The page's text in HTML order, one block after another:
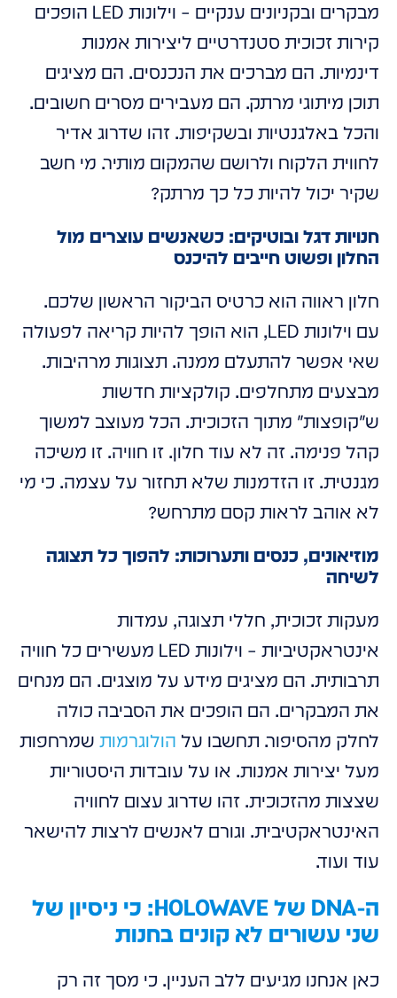
מבקרים ובקניונים ענקיים – וילונות LED הופכים
קירות זכוכית סטנדרטיים ליצירות אמנות
דינמיות. הם מברכים את הנכנסים. הם מציגים
תוכן מיתוגי מרתק. הם מעבירים מסרים חשובים.
והכל באלגנטיות ובשקיפות. זהו שדרוג אדיר
לחווית הלקוח ולרושם שהמקום מותיר. מי חשב
שקיר יכול להיות כל כך מרתק?
חנויות דגל ובוטיקים: כשאנשים עוצרים מול
החלון ופשוט חייבים להיכנס
חלון ראווה הוא כרטיס הביקור הראשון שלכם.
עם וילונות LED, הוא הופך להיות קריאה לפעולה
שאי אפשר להתעלם ממנה. תצוגות מרהיבות.
מבצעים מתחלפים. קולקציות חדשות
ש"קופצות" מתוך הזכוכית. הכל מעוצב למשוך
קהל פנימה. זה לא עוד חלון. זו חוויה. זו משיכה
מגנטית. זו הזדמנות שלא תחזור על עצמה. כי מי
לא אוהב לראות קסם מתרחש?
מוזיאונים, כנסים ותערוכות: להפוך כל תצוגה
לשיחה
מעקות זכוכית, חללי תצוגה, עמדות
אינטראקטיביות – וילונות LED מעשירים כל חוויה
תרבותית. הם מציגים מידע על מוצגים. הם מנחים
את המבקרים. הם הופכים את הסביבה כולה
לחלק מהסיפור. תחשבו על הולוגרמות שמרחפות
מעל יצירות אמנות. או על עובדות היסטוריות
שצצות מהזכוכית. זהו שדרוג עצום לחוויה
האינטראקטיבית. וגורם לאנשים לרצות להישאר
עוד ועוד.
ה-DNA של HOLOWAVE: כי ניסיון של
שני עשורים לא קונים בחנות
כאן אנחנו מגיעים ללב העניין. כי מסך זה רק